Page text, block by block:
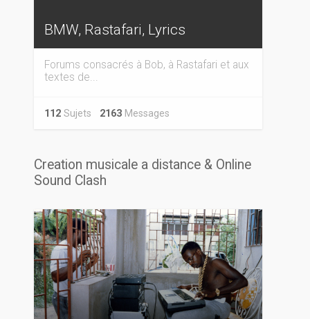
BMW, Rastafari, Lyrics
Forums consacrés à Bob, à Rastafari et aux
textes de...
112Sujets 2163Messages
Creation musicale a distance & Online
Sound Clash